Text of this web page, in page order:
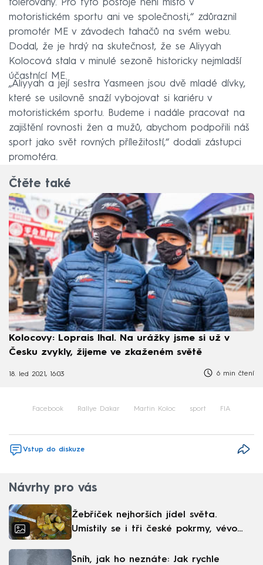
tolerovány. Pro tyto postoje není místo v
motoristickém sportu ani ve společnosti,“ zdůraznil
promotér ME v závodech tahačů na svém webu.
Dodal, že je hrdý na skutečnost, že se Aliyyah
Kolocová stala v minulé sezoně historicky nejmladší
účastnící ME.
„Aliyyah a její sestra Yasmeen jsou dvě mladé dívky,
které se usilovně snaží vybojovat si kariéru v
motoristickém sportu. Budeme i nadále pracovat na
zajištění rovnosti žen a mužů, abychom podpořili náš
sport jako svět rovných příležitostí,“ dodali zástupci
promotéra.
Čtěte také
Kolocovy: Loprais lhal. Na urážky jsme si už v
Česku zvykly, žijeme ve zkaženém světě
18. led 2021, 16:03 6 min čtení
Facebook Rallye Dakar Martin Koloc sport FIA
Vstup do diskuze
Návrhy pro vás
Žebříček nejhorších jídel světa.
Umístily se i tři české pokrmy, vévodí
Sníh, jak ho neznáte: Jak rychle